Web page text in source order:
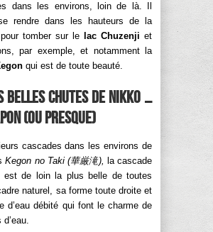
dans les environs, loin de là. Il
rendre dans les hauteurs de la
tomber sur le
lac Chuzenji et
par exemple, et notamment la
qui est de toute beauté.
belles chutes de Nikko …
(ou presque)
cascades dans les environs de
Kegon no Taki (華厳滝), la cascade
est de loin la plus belle de toutes
naturel, sa forme toute droite et
d’eau débité qui font le charme de